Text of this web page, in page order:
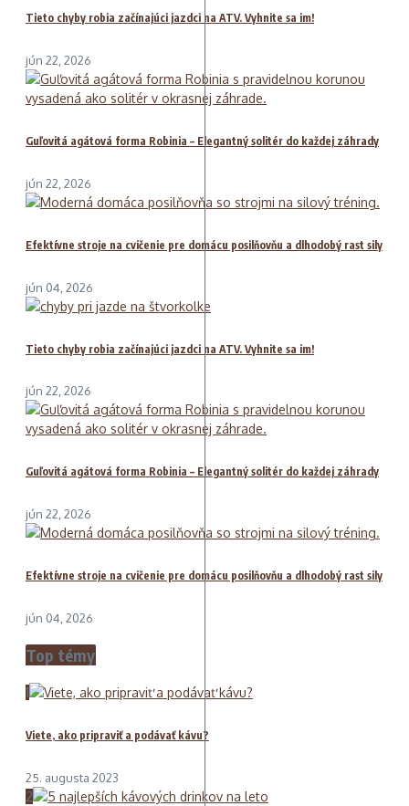
Tieto chyby robia začínajúci jazdci na ATV. Vyhnite sa im!
jún 22, 2026
Guľovitá agátová forma Robinia – Elegantný solitér do každej záhrady
jún 22, 2026
Efektívne stroje na cvičenie pre domácu posilňovňu a dlhodobý rast sily
jún 04, 2026
Tieto chyby robia začínajúci jazdci na ATV. Vyhnite sa im!
jún 22, 2026
Guľovitá agátová forma Robinia – Elegantný solitér do každej záhrady
jún 22, 2026
Efektívne stroje na cvičenie pre domácu posilňovňu a dlhodobý rast sily
jún 04, 2026
Top témy
1
Viete, ako pripraviť a podávať kávu?
25. augusta 2023
2